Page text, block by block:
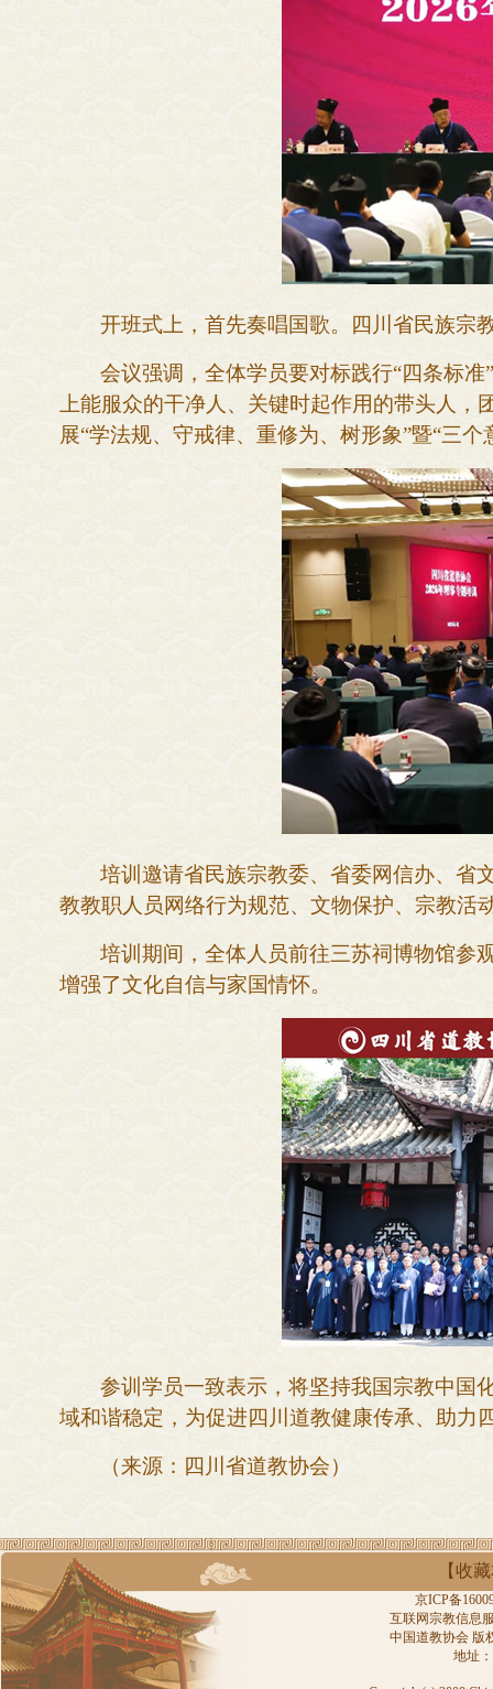
开班式上， 首先奏唱国歌。 四川 省民族宗
会议强调，全体学员要对标践行“四条标准
上能服众的干净人、关键时起作用的带头人
展“学法规、守戒律、重修为、树形象”暨“三个
培训 邀请省民族宗教委、省委网信办、省
教教职人员 网络行为规范、文物保护、 宗教活
培训期间，全体人员前往三苏祠博物馆参
增强了文化自信与家国情怀。
参训学员一致表示，将坚持我国宗教中国
域和谐稳定，为促进四川道教健康传承、助力
（来源：四川省道教协会）